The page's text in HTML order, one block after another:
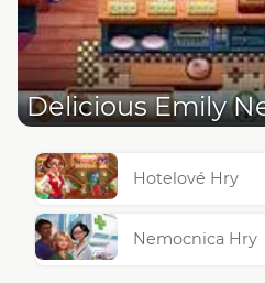
Hotelové Hry
Nemocnica Hry